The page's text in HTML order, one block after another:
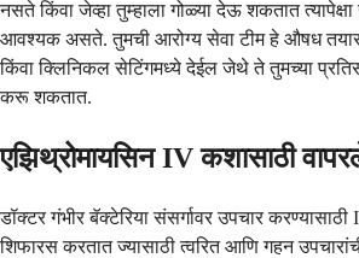
नसते किंवा जेव्हा तुम्हाला गोळ्या देऊ शकतात
आवश्यक असते. तुमची आरोग्य सेवा टीम हे औषध
किंवा क्लिनिकल सेटिंगमध्ये देईल जेथे ते तुमच्या
करू शकतात.
एझिथ्रोमायसिन IV कशासाठी
डॉक्टर गंभीर बॅक्टेरिया संसर्गावर उपचार
शिफारस करतात ज्यासाठी त्वरित आणि गहन